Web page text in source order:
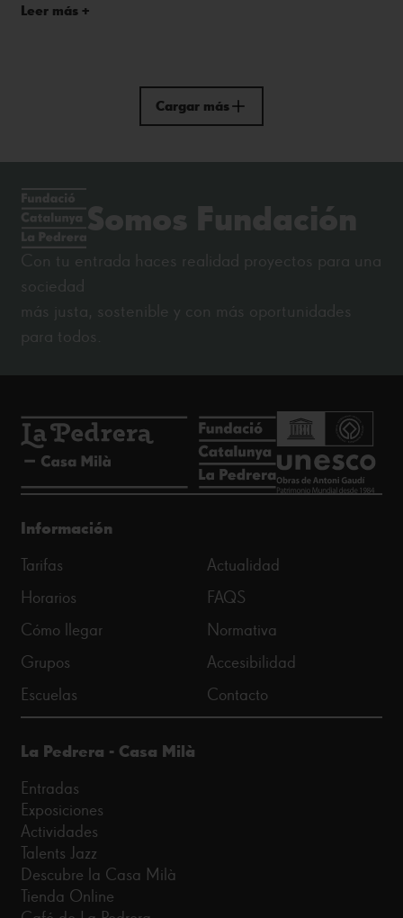
Leer más +
Cargar más
Somos Fundación
Con tu entrada haces realidad proyectos para una
sociedad
más justa, sostenible y con más oportunidades
para todos.
Información
Tarifas
Horarios
Cómo llegar
Grupos
Escuelas
Actualidad
FAQS
Normativa
Accesibilidad
Contacto
La Pedrera - Casa Milà
Entradas
Exposiciones
Actividades
Talents Jazz
Descubre la Casa Milà
Tienda Online